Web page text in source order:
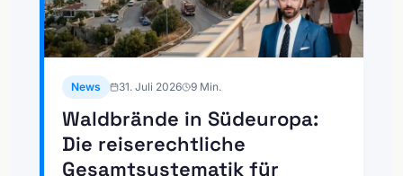
News 31. Juli 2026 9 Min.
Waldbrände in Südeuropa:
Die reiserechtliche
Gesamtsystematik für